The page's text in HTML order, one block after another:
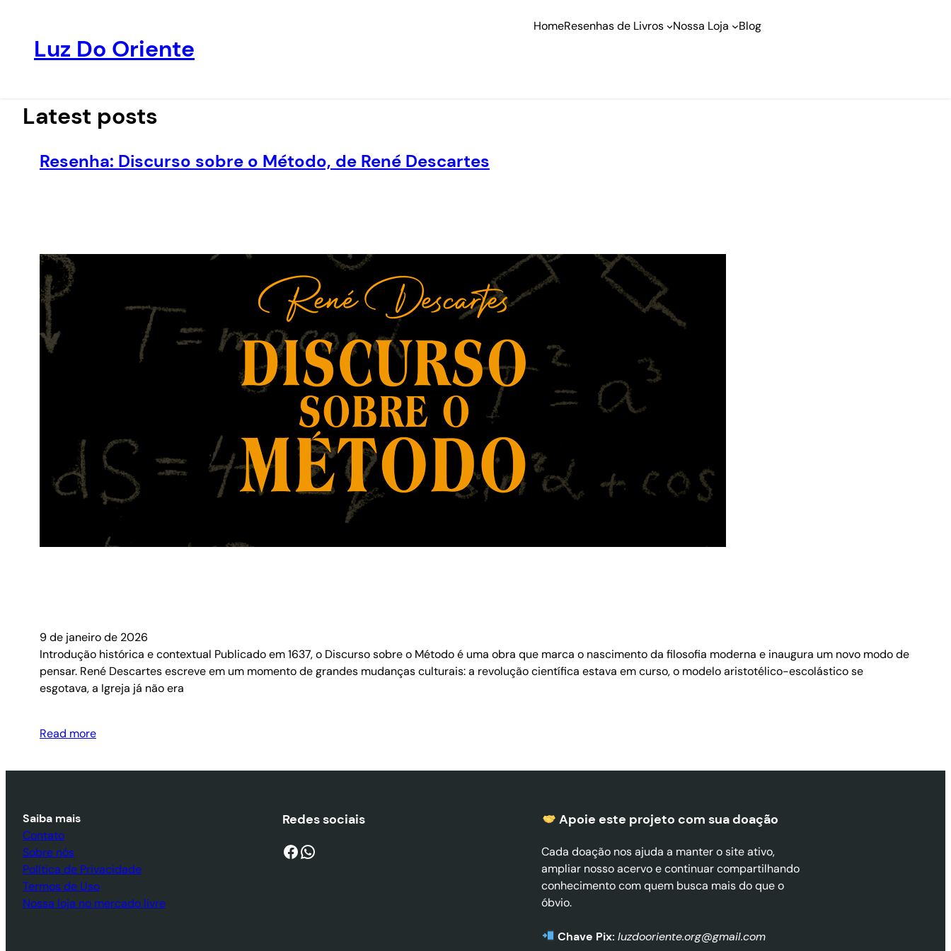
conteúdo
Luz Do Oriente
HomeResenhas de Livros Nossa Loja Blog
Latest posts
Resenha: Discurso sobre o Método, de René Descartes
9 de janeiro de 2026
Introdução histórica e contextual Publicado em 1637, o Discurso sobre o Método é uma obra que marca o nascimento da filosofia moderna e inaugura um novo modo de
pensar. René Descartes escreve em um momento de grandes mudanças culturais: a revolução científica estava em curso, o modelo aristotélico-escolástico se
esgotava, a Igreja já não era
Read more
Saiba mais
Contato
Sobre nós
Política de Privacidade
Termos de Uso
Nossa loja no mercado livre
Redes sociais
Facebook WhatsApp
Apoie este projeto com sua doação
Cada doação nos ajuda a manter o site ativo,
ampliar nosso acervo e continuar compartilhando
conhecimento com quem busca mais do que o
óbvio.
Chave Pix: luzdooriente.org@gmail.com